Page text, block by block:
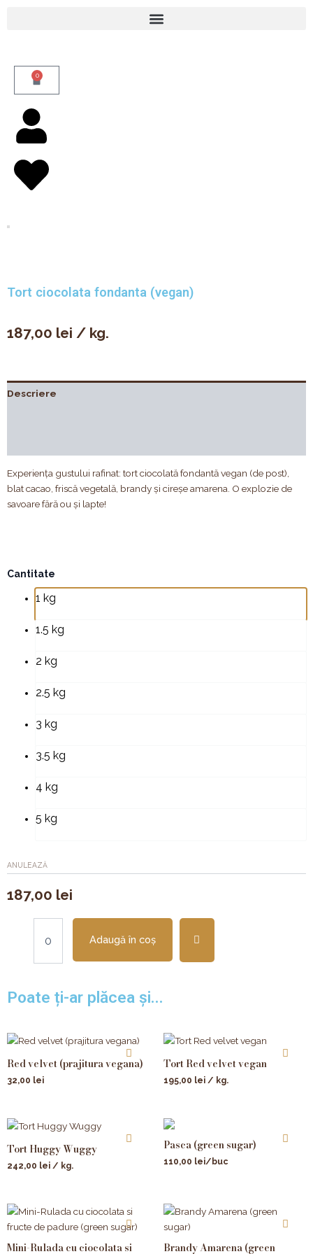
0
Cart
Tort ciocolata fondanta (vegan)
187,00 lei / kg.
Descriere
Experiența gustului rafinat: tort ciocolată fondantă vegan (de post),
blat cacao, friscă vegetală, brandy și cireșe amarena. O explozie de
savoare fără ou și lapte!
Cantitate
1 kg
1.5 kg
2 kg
2.5 kg
3 kg
3.5 kg
4 kg
5 kg
ANULEAZĂ
187,00 lei
Cantitate
ciocolata
(vegan)
Adaugă în coș
Poate ți-ar plăcea și...
Red velvet (prajitura vegana)
32,00 lei
Tort Red velvet vegan
195,00 lei / kg.
Tort Huggy Wuggy
242,00 lei / kg.
Pasca (green sugar)
110,00 lei/buc
Mini-Rulada cu ciocolata si
Brandy Amarena (green